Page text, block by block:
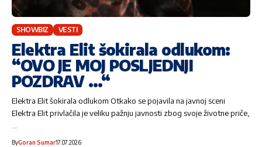
SHOWBIZ VESTI
Elektra Elit šokirala odlukom:
“OVO JE MOJ POSLJEDNJI
POZDRAV …“
Elektra Elit šokirala odlukom Otkako se pojavila na javnoj sceni
Elektra Elit privlačila je veliku pažnju javnosti zbog svoje životne priče,
ByGoran Sumar17.07.2026